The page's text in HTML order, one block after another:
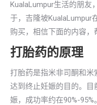
KualaLumpur生活的朋友
于，吉隆坡KualaLumpur
购买，相信下面的内容，
打胎药的原理
打胎药是指米非司酮和米
达到终止妊娠的目的。
娠，成功率约在90%-95%。